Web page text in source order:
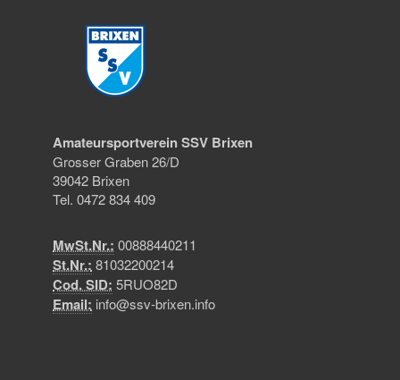
Amateursportverein SSV Brixen
Grosser Graben 26/D
39042 Brixen
Tel. 0472 834 409
MwSt.Nr.: 00888440211
St.Nr.:81032200214
Cod. SID: 5RUO82D
Email: info@ssv-brixen.info